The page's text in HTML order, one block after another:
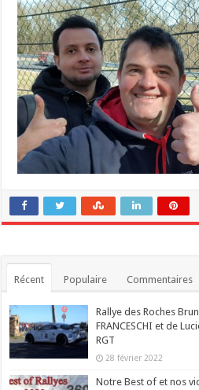
Récent Populaire Commentaires
Rallye des Roches
FRANCESCHI et de
RGT
28 février 2022
Notre Best of et nos